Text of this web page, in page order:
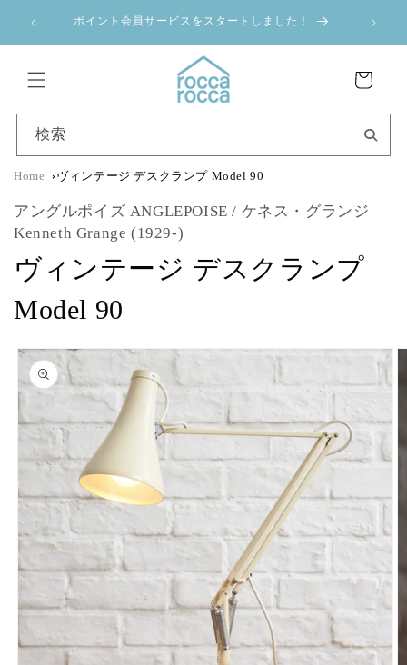
ンツに
ポイント会員サービスをスタートしました！
ー
検索
Home ヴィンテージ デスクランプ Model 90
アングルポイズ ANGLEPOISE / ケネス・グランジ
Kenneth Grange (1929-)
ヴィンテージ デスクランプ
Model 90
商品情
報にス
キップ